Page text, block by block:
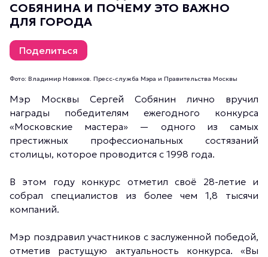
Молодёжь Москвы спортивная
Молодёжь Москвы в движении
Молодёжь Москвы здоровая
Молодёжь Москвы туристическая
Все новости
СОБЯНИНА И ПОЧЕМУ ЭТО ВАЖНО
ДЛЯ ГОРОДА
Поделиться
Фото: Владимир Новиков. Пресс-служба Мэра и Правительства Москвы
Мэр Москвы Сергей Собянин лично вручил
награды победителям ежегодного конкурса
«Московские мастера» — одного из самых
престижных профессиональных состязаний
столицы, которое проводится с 1998 года.
В этом году конкурс отметил своё 28-летие и
собрал специалистов из более чем 1,8 тысячи
компаний.
Мэр поздравил участников с заслуженной победой,
отметив растущую актуальность конкурса. «Вы